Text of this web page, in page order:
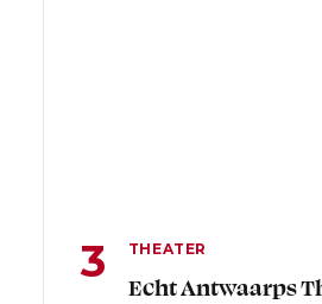
THEATER
Echt Antwaarps